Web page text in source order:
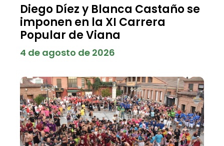
Diego Díez y Blanca Castaño se
imponen en la XI Carrera
Popular de Viana
4 de agosto de 2026